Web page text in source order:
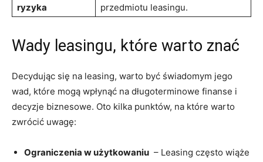
ryzyka
przedmiotu⁣ leasingu.
Wady⁤ leasingu, ‌które warto‌ znać
Decydując się ⁣na leasing, warto ⁣być‍ świadomym jego
wad, które mogą wpłynąć na długoterminowe ⁢finanse i
decyzje⁢ biznesowe. Oto kilka⁣ punktów, na ​które warto⁤
zwrócić ‌uwagę:
Ograniczenia w użytkowaniu ‌ – Leasing często wiąże